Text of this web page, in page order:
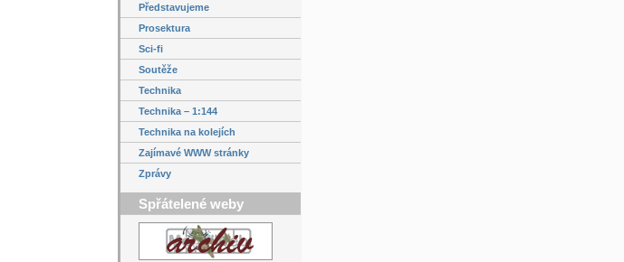
Představujeme
Prosektura
Sci-fi
Soutěže
Technika
Technika – 1:144
Technika na kolejích
Zajímavé WWW stránky
Zprávy
Spřátelené weby